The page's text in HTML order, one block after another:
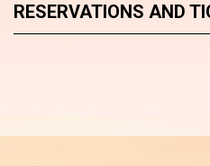
RESERVATIONS AND